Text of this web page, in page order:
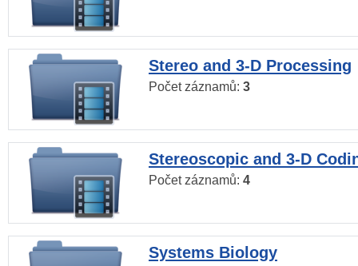
Stereo and 3-D Processing
Počet záznamů: 3
Stereoscopic and 3-D
Počet záznamů: 4
Systems Biology